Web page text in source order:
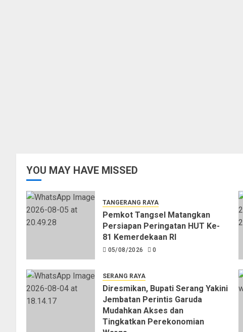
YOU MAY HAVE MISSED
TANGERANG RAYA
Pemkot Tangsel Matangkan
Persiapan Peringatan HUT Ke-
81 Kemerdekaan RI
05/08/2026 0
SERANG RAYA
Diresmikan, Bupati Serang Yakini
Jembatan Perintis Garuda
Mudahkan Akses dan
Tingkatkan Perekonomian